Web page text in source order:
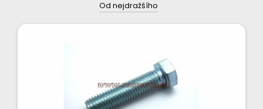
Od nejdražšího